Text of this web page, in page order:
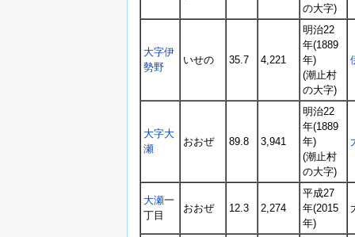
の大字)
大字伊
勢野
いせの 35.7 4,221
明治22
年(1889
年)
(潮止村
の大字)
大字大
瀬
おおぜ 89.8 3,941
明治22
年(1889
年)
(潮止村
の大字)
大瀬一
丁目
おおぜ 12.3 2,274
平成27
年(2015
年)